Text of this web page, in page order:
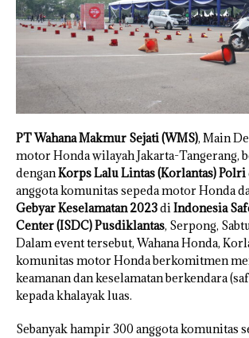
PT Wahana Makmur Sejati (WMS), Main
motor Honda wilayah Jakarta-Tangerang,
denganKorps Lalu Lintas (Korlantas) Polri
anggota komunitas sepeda motor Honda
Gebyar Keselamatan 2023diIndonesia
Center (ISDC) Pusdiklantas, Serpong,
Dalam event tersebut, Wahana Honda,
komunitas motor Honda berkomitmen
keamanan dan keselamatan berkendara
kepada khalayak luas.
Sebanyak hampir 300 anggota komunitas